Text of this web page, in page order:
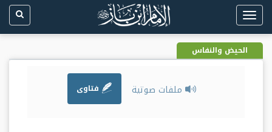
Toggle
navigation
الحيض والنفاس
ملفات صوتية فتاوى